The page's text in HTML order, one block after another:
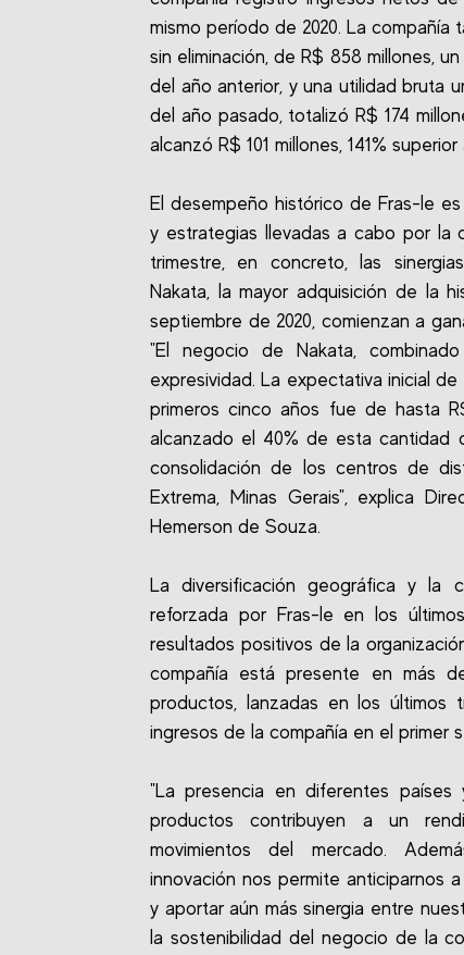
mismo período de 2020. La
sin eliminación, de R$ 858 millones,
del año anterior, y una utilidad bruta
del año pasado, totalizó R$ 174
alcanzó R$ 101 millones, 141%
El desempeño histórico de Fras-le
y estrategias llevadas a cabo por la
trimestre, en concreto, las
Nakata, la mayor adquisición de la
septiembre de 2020, comienzan a
"El negocio de Nakata,
expresividad. La expectativa inicial
primeros cinco años fue de hasta
alcanzado el 40% de esta cantidad
consolidación de los centros de
Extrema, Minas Gerais", explica
Hemerson de Souza.
La diversificación geográfica y la
reforzada por Fras-le en los
resultados positivos de la
compañía está presente en más
productos, lanzadas en los últimos
ingresos de la compañía en el primer
"La presencia en diferentes
productos contribuyen a un
movimientos del mercado.
innovación nos permite anticiparnos
y aportar aún más sinergia entre
la sostenibilidad del negocio de la